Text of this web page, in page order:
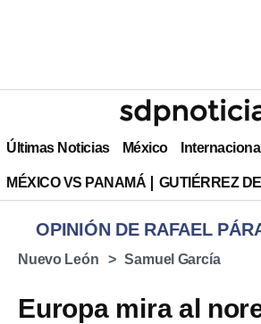
Últimas Noticias México Internacional
MÉXICO VS PANAMÁ GUTIÉRREZ
OPINIÓN DE RAFAEL
Nuevo León Samuel García
Europa mira al